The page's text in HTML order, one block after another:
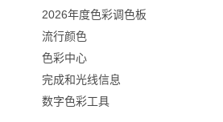
2026年度色彩调色板
流行颜色
色彩中心
完成和光线信息
数字色彩工具